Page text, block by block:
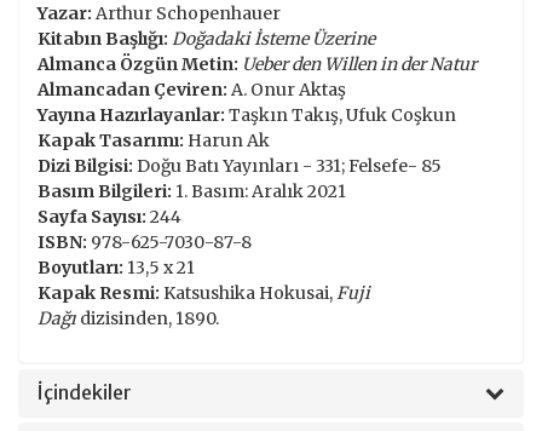
Yazar: Arthur Schopenhauer
Kitabın Başlığı: Doğadaki İsteme Üzerine
Almanca Özgün Metin: Ueber den Willen in der Natur
Almancadan Çeviren: A. Onur Aktaş
Yayına Hazırlayanlar: Taşkın Takış, Ufuk Coşkun
Kapak Tasarımı: Harun Ak
Dizi Bilgisi: Doğu Batı Yayınları - 331; Felsefe- 85
Basım Bilgileri: 1. Basım: Aralık 2021
Sayfa Sayısı: 244
ISBN: 978-625-7030-87-8
Boyutları: 13,5 x 21
Kapak Resmi: Katsushika Hokusai,Fuji
Dağı dizisinden, 1890.
İçindekiler